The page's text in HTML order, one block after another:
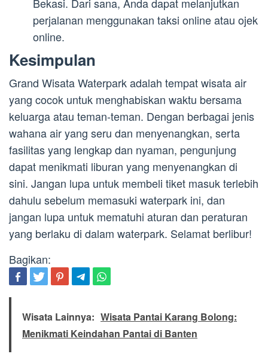
perjalanan menggunakan taksi online atau ojek
online.
Kesimpulan
Grand Wisata Waterpark adalah tempat wisata air
yang cocok untuk menghabiskan waktu bersama
keluarga atau teman-teman. Dengan berbagai jenis
wahana air yang seru dan menyenangkan, serta
fasilitas yang lengkap dan nyaman, pengunjung
dapat menikmati liburan yang menyenangkan di
sini. Jangan lupa untuk membeli tiket masuk terlebih
dahulu sebelum memasuki waterpark ini, dan
jangan lupa untuk mematuhi aturan dan peraturan
yang berlaku di dalam waterpark. Selamat berlibur!
Bagikan:
Wisata Lainnya: Wisata Pantai Karang Bolong:
Menikmati Keindahan Pantai di Banten